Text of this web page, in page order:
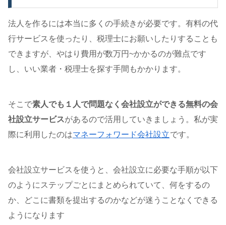
法人を作るには本当に多くの手続きが必要です。有料の代
行サービスを使ったり、税理士にお願いしたりすることも
できますが、やはり費用が数万円~かかるのが難点です
し、いい業者・税理士を探す手間もかかります。
そこで素人でも１人で問題なく会社設立ができる無料の会
社設立サービスがあるので活用していきましょう。私が実
際に利用したのはマネーフォワード会社設立です。
会社設立サービスを使うと、会社設立に必要な手順が以下
のようにステップごとにまとめられていて、何をするの
か、どこに書類を提出するのかなどが迷うことなくできる
ようになります